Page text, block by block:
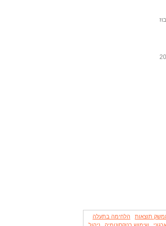
לבוז
תוצאות הלחימה בתעלה